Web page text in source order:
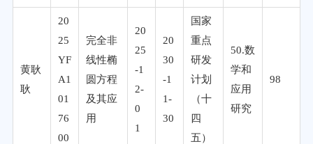
黄耿
耿
20
25
YF
A1
01
76
00
完全非
线性椭
圆方程
及其应
用
20
25
-1
2-
0
1
20
30
-1
1-
30
国家
重点
研发
计划
（十
四
五）
50.数
学和
应用
研究
98